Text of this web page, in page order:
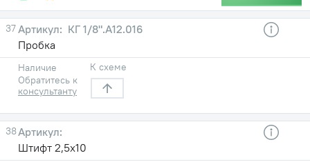
37
КГ 1/8".А12.016
Пробка
Наличие
Обратитесь к
консультанту
К схеме
38
Штифт 2,5х10